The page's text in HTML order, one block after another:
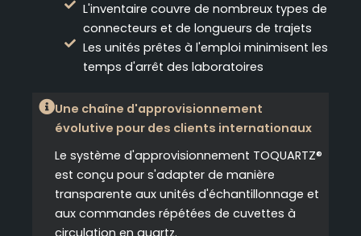
L'inventaire couvre de nombreux types de
connecteurs et de longueurs de trajets
Les unités prêtes à l'emploi minimisent les
temps d'arrêt des laboratoires
Une chaîne d'approvisionnement
évolutive pour des clients internationaux
Le système d'approvisionnement TOQUARTZ®
est conçu pour s'adapter de manière
transparente aux unités d'échantillonnage et
aux commandes répétées de cuvettes à